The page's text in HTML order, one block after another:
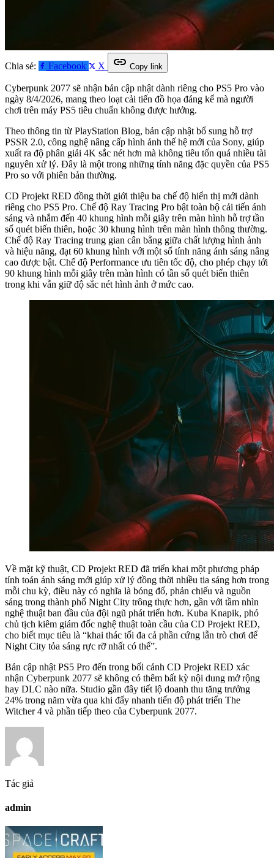
Chia sẻ: Facebook X link Copy link
Cyberpunk 2077 sẽ nhận bản cập nhật dành riêng cho PS5 Pro vào
ngày 8/4/2026, mang theo loạt cải tiến đồ họa đáng kể mà người
chơi trên máy PS5 tiêu chuẩn không được hưởng.
Theo thông tin từ PlayStation Blog, bản cập nhật bổ sung hỗ trợ
PSSR 2.0, công nghệ nâng cấp hình ảnh thế hệ mới của Sony, giúp
xuất ra độ phân giải 4K sắc nét hơn mà không tiêu tốn quá nhiều tài
nguyên xử lý. Đây là một trong những tính năng đặc quyền của PS5
Pro so với phiên bản thường.
CD Projekt RED đồng thời giới thiệu ba chế độ hiển thị mới dành
riêng cho PS5 Pro. Chế độ Ray Tracing Pro bật toàn bộ cải tiến ánh
sáng và nhắm đến 40 khung hình mỗi giây trên màn hình hỗ trợ tần
số quét biến thiên, hoặc 30 khung hình trên màn hình thông thường.
Chế độ Ray Tracing trung gian cân bằng giữa chất lượng hình ảnh
và hiệu năng, đạt 60 khung hình với một số tính năng ánh sáng nâng
cao được bật. Chế độ Performance ưu tiên tốc độ, cho phép chạy tới
90 khung hình mỗi giây trên màn hình có tần số quét biến thiên
trong khi vẫn giữ độ sắc nét hình ảnh ở mức cao.
Về mặt kỹ thuật, CD Projekt RED đã triển khai một phương pháp
tính toán ánh sáng mới giúp xử lý đồng thời nhiều tia sáng hơn trong
mỗi chu kỳ, điều này có nghĩa là bóng đổ, phản chiếu và nguồn
sáng trong thành phố Night City trông thực hơn, gần với tầm nhìn
nghệ thuật ban đầu của đội ngũ phát triển hơn. Kuba Knapik, phó
chủ tịch kiêm giám đốc nghệ thuật toàn cầu của CD Projekt RED,
cho biết mục tiêu là “khai thác tối đa cả phần cứng lẫn trò chơi để
Night City tỏa sáng rực rỡ nhất có thể”.
Bản cập nhật PS5 Pro đến trong bối cảnh CD Projekt RED xác
nhận Cyberpunk 2077 sẽ không có thêm bất kỳ nội dung mở rộng
hay DLC nào nữa. Studio gần đây tiết lộ doanh thu tăng trưởng
24% trong năm vừa qua khi đẩy nhanh tiến độ phát triển The
Witcher 4 và phần tiếp theo của Cyberpunk 2077.
Tác giả
admin